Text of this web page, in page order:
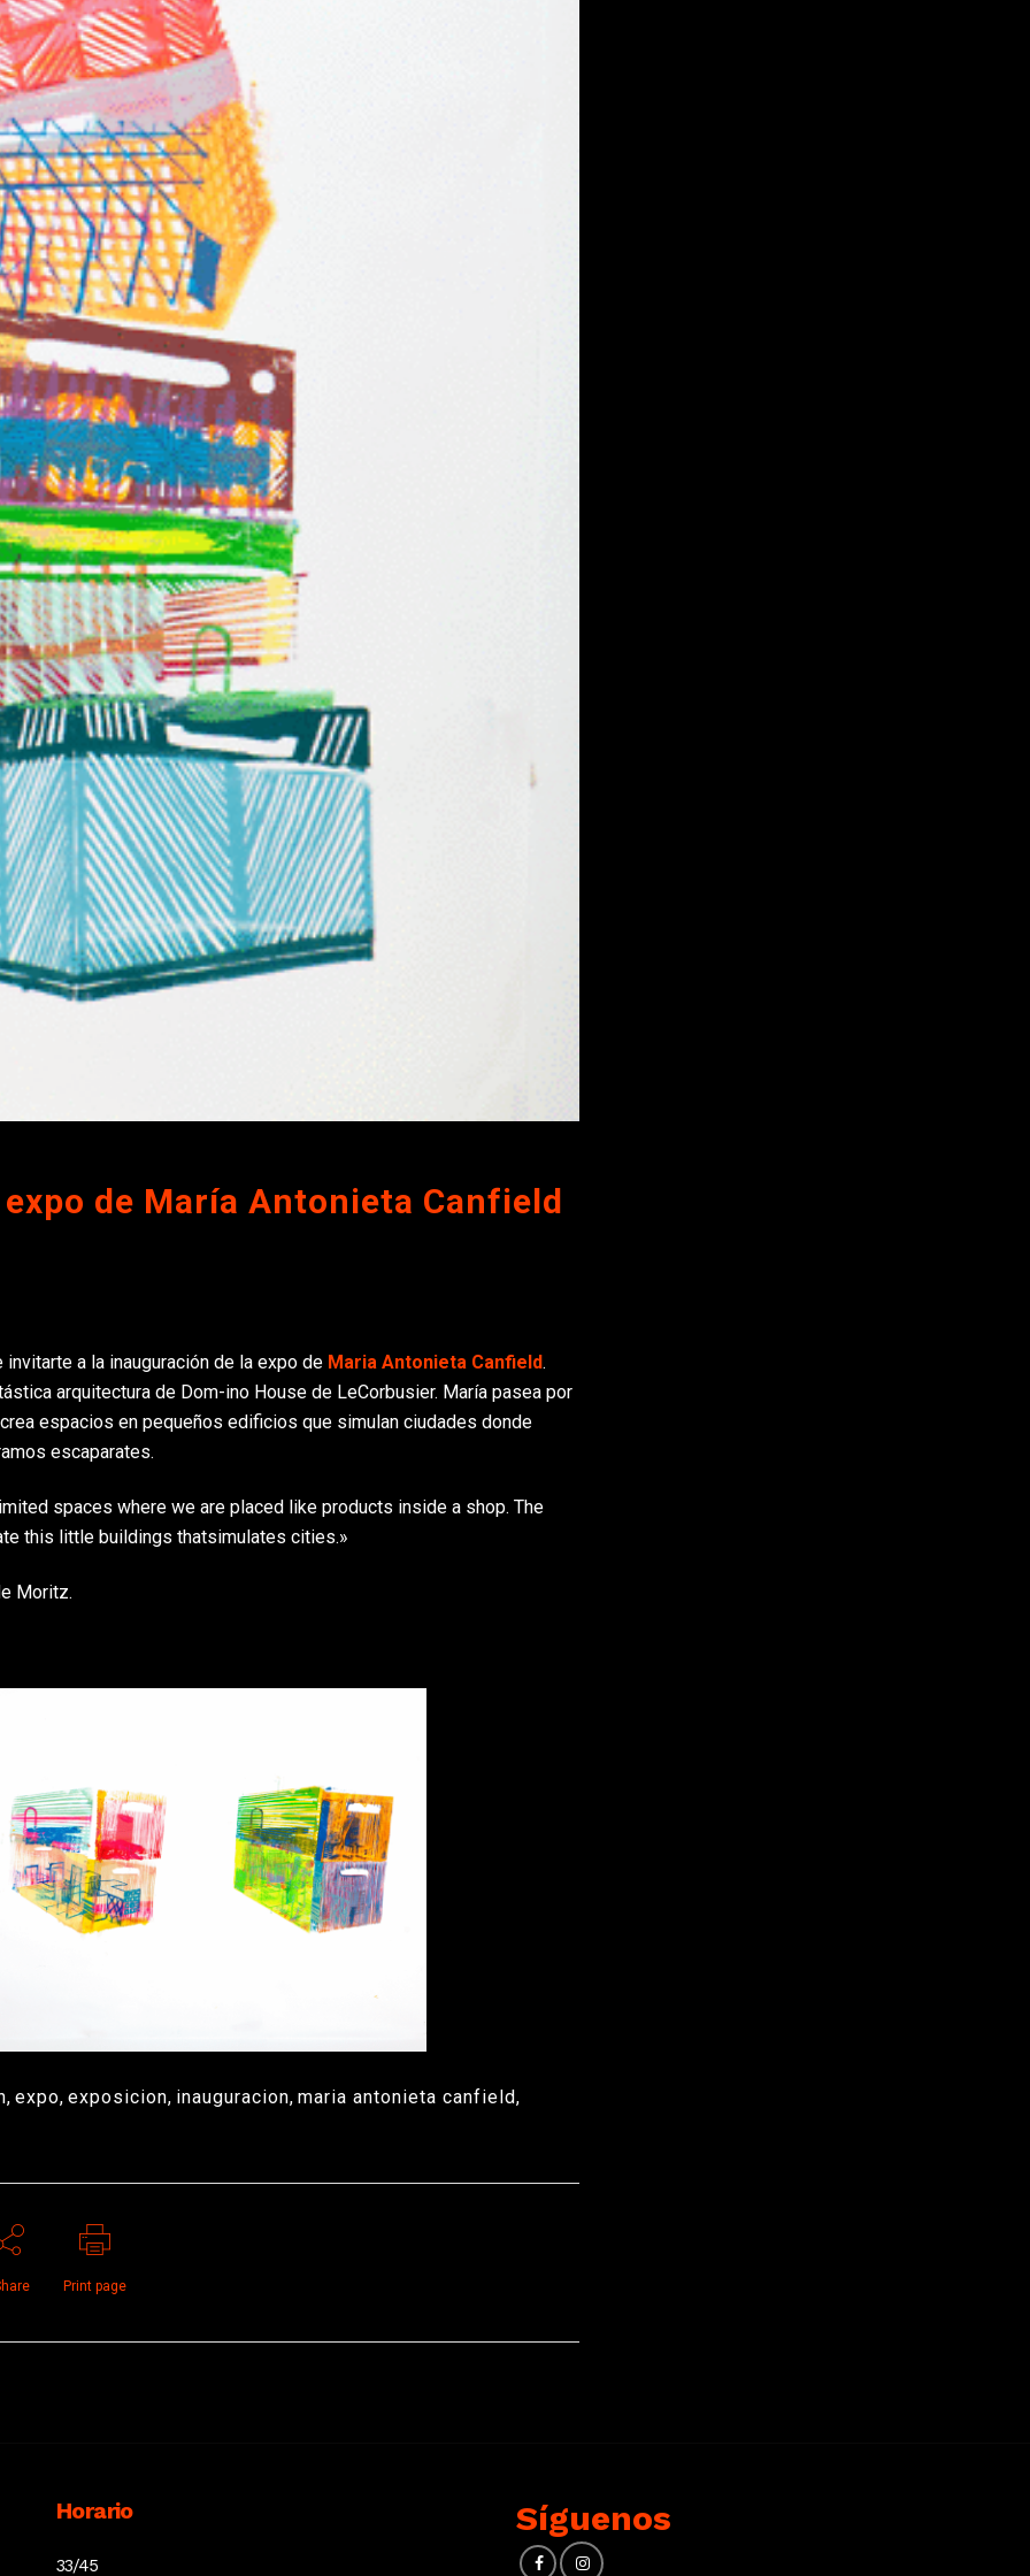
de María Antonieta Canfield
a la inauguración de la expo de Maria Antonieta Canfield.
arquitectura de Dom-ino House de LeCorbusier. María pasea por
espacios en pequeños edificios que simulan ciudades donde
escaparates.
spaces where we are placed like products inside a shop. The
this little buildings thatsimulates cities.»
Moritz.
, expo, exposicion, inauguracion, maria antonieta canfield,
Print page
Horario
33/45
Síguenos